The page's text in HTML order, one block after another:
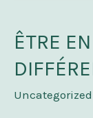
ÊTRE
Uncategorized
ÊTRE
PHASE
AVEC